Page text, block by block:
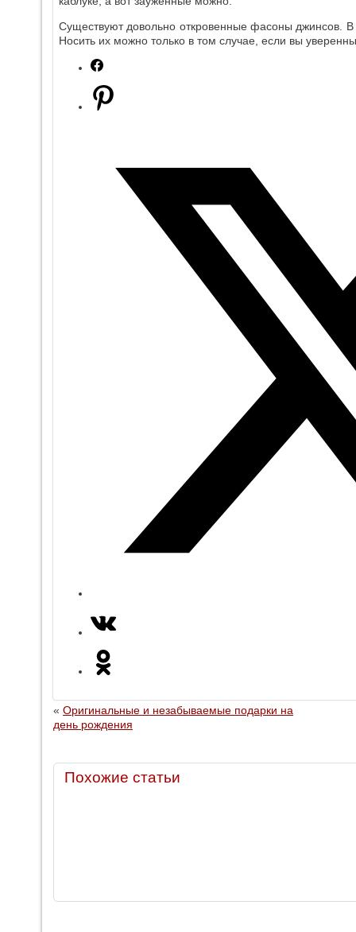
Существуют довольно откровенные фасоны джинсов. В
Носить их можно только в том случае, если вы
« Оригинальные и незабываемые подарки на
день рождения
Похожие статьи